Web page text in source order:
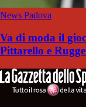
News Padova
Va di moda il
Pittarello e